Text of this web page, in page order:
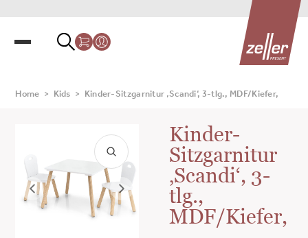
Home > Kids > Kinder-Sitzgarnitur ‚Scandi‘, 3-tlg., MDF/Kiefer,
Kinder-
Sitzgarnitur
‚Scandi‘, 3-
tlg.,
MDF/Kiefer,